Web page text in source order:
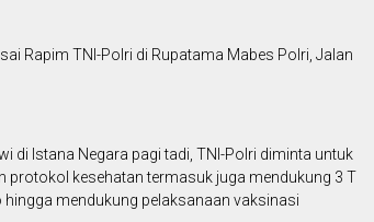
Rapim TNI-Polri di Rupatama Mabes Polri, Jalan
di Istana Negara pagi tadi, TNI-Polri diminta untuk
protokol kesehatan termasuk juga mendukung 3 T
mendukung pelaksanaan vaksinasi